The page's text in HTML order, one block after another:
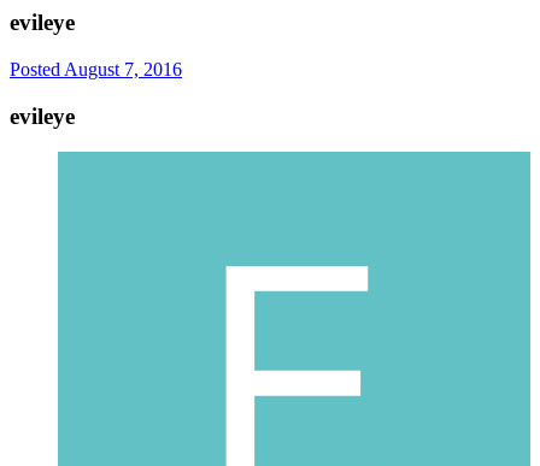
evileye
Posted August 7, 2016
evileye